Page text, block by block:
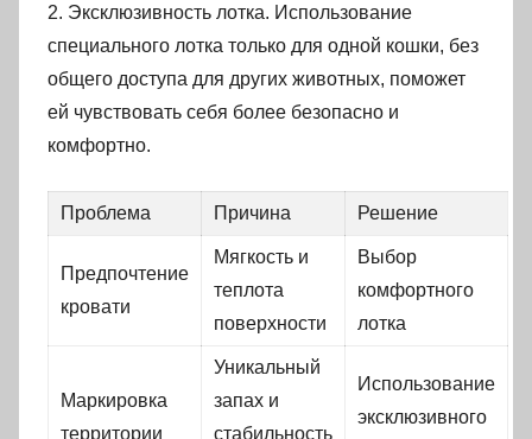
2. Эксклюзивность лотка. Использование
специального лотка только для одной кошки, без
общего доступа для других животных, поможет
ей чувствовать себя более безопасно и
комфортно.
Проблема Причина Решение
Предпочтение
кровати
Мягкость и
теплота
поверхности
Выбор
комфортного
лотка
Маркировка
территории
Уникальный
запах и
стабильность
Использование
эксклюзивного